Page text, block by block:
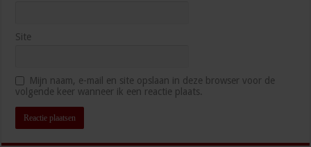
Site
Mijn naam, e-mail en site opslaan in deze browser voor de
volgende keer wanneer ik een reactie plaats.